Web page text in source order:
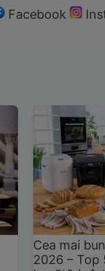
Facebook
Cea mai
2026 –